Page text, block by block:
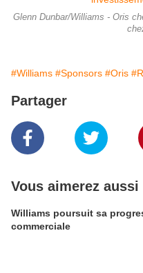
Glenn Dunbar/Williams - Oris
#Williams #Sponsors #Oris
Partager
Vous aimerez aussi
Williams poursuit sa
commerciale